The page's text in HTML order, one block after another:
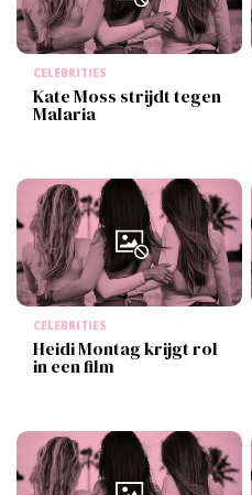
CELEBRITIES
Kate Moss strijdt tegen
Malaria
CELEBRITIES
Heidi Montag krijgt rol
in een film